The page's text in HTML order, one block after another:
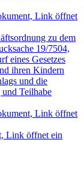
Link öffnet
zu dem
19/7504,
eines Gesetzes
ihren Kindern
und die
Teilhabe
Link öffnet
Link öffnet ein